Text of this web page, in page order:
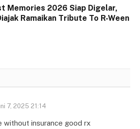
Memories 2026 Siap Digelar,
Ramaikan Tribute To R-Ween
7, 2025 21:14
without insurance good rx